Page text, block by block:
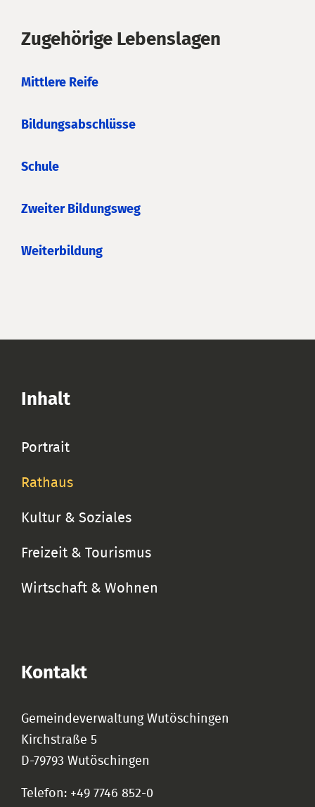
Zugehörige Lebenslagen
Mittlere Reife
Bildungsabschlüsse
Schule
Zweiter Bildungsweg
Weiterbildung
Inhalt
Portrait
Rathaus
Kultur & Soziales
Freizeit & Tourismus
Wirtschaft & Wohnen
Kontakt
Gemeindeverwaltung Wutöschingen
Kirchstraße 5
D-79793 Wutöschingen
Telefon: +49 7746 852-0